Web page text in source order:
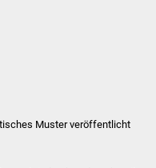
ich wo
Muster veröffentlicht